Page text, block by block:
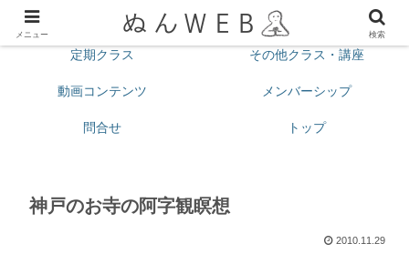
プロフィール 今月の予定
定期クラス その他クラス・講座
動画コンテンツ メンバーシップ
問合せ トップ
神戸のお寺の阿字観瞑想
2010.11.29
メニュー 検索